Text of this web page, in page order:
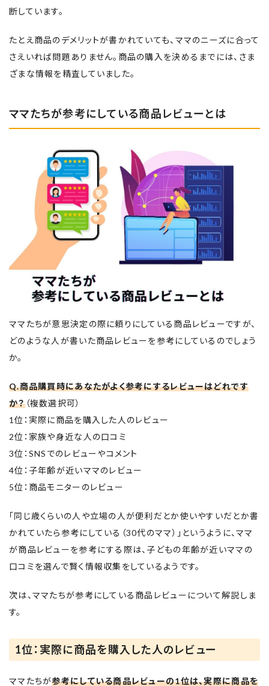
断しています。
たとえ商品のデメリットが書かれていても、ママのニーズに合って
さえいれば問題ありません。商品の購入を決めるまでには、さま
ざまな情報を精査していました。
ママたちが参考にしている商品レビューとは
ママたちが意思決定の際に頼りにしている商品レビューですが、
どのような人が書いた商品レビューを参考にしているのでしょう
か。
Q.商品購買時にあなたがよく参考にするレビューはどれです
か？（複数選択可）
1位：実際に商品を購入した人のレビュー
2位：家族や身近な人の口コミ
3位：SNSでのレビューやコメント
4位：子年齢が近いママのレビュー
5位：商品モニターのレビュー
「同じ歳くらいの人や立場の人が便利だとか使いやすいだとか書
かれていたら参考にしている（30代のママ）」というように、ママ
が商品レビューを参考にする際は、子どもの年齢が近いママの
口コミを選んで賢く情報収集をしているようです。
次は、ママたちが参考にしている商品レビューについて解説しま
す。
1位：実際に商品を購入した人のレビュー
ママたちが参考にしている商品レビューの1位は、実際に商品を